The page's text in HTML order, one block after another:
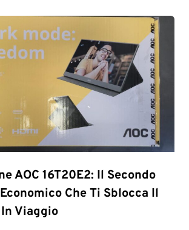
AOC 16T20E2: Il Secondo
Che Ti Sblocca Il
Viaggio